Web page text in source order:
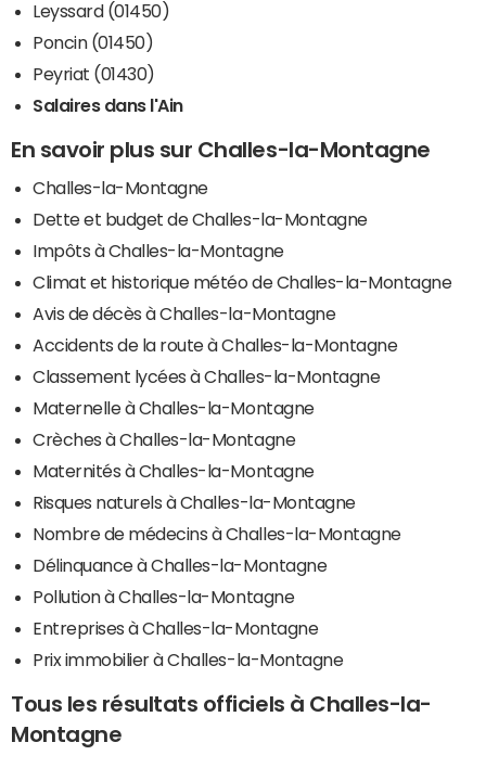
Leyssard (01450)
Poncin (01450)
Peyriat (01430)
Salaires dans l'Ain
En savoir plus sur Challes-la-Montagne
Challes-la-Montagne
Dette et budget de Challes-la-Montagne
Impôts à Challes-la-Montagne
Climat et historique météo de Challes-la-Montagne
Avis de décès à Challes-la-Montagne
Accidents de la route à Challes-la-Montagne
Classement lycées à Challes-la-Montagne
Maternelle à Challes-la-Montagne
Crèches à Challes-la-Montagne
Maternités à Challes-la-Montagne
Risques naturels à Challes-la-Montagne
Nombre de médecins à Challes-la-Montagne
Délinquance à Challes-la-Montagne
Pollution à Challes-la-Montagne
Entreprises à Challes-la-Montagne
Prix immobilier à Challes-la-Montagne
Tous les résultats officiels à Challes-la-
Montagne